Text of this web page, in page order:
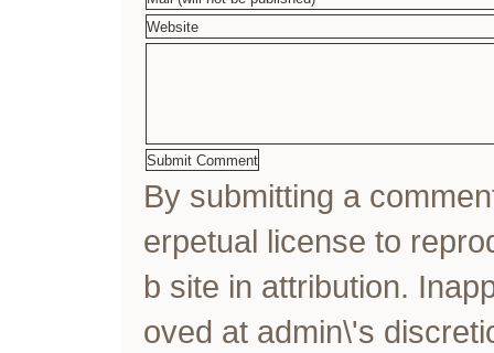
By submitting a
erpetual license to
b site in attribution.
oved at admin\'s